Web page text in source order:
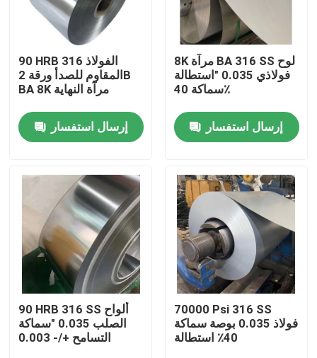
المنتجات
أشرطة فيديو
304 صفائح من الفولاذ المقاوم للصدأ
316 ورقة الفولاذ المقاوم للصدأ
201 صاج من الستانلس ستيل
309 ورقة الفولاذ المقاوم للصدأ
90 HRB 316 الفولاذ
المقاوم للصدأ ورقة 2B
BA 8K مرآة النهاية
إرسال استفسار
8K مرآة BA 316 SS لوح
فولاذي 0.035 "استطالة
سماكة 40٪
إرسال استفسار
90 HRB 316 SS ألواح
الصلب 0.035 "سماكة
التسامح +/- 0.003
70000 Psi 316 SS
فولاذ 0.035 بوصة سماكة
40٪ استطالة